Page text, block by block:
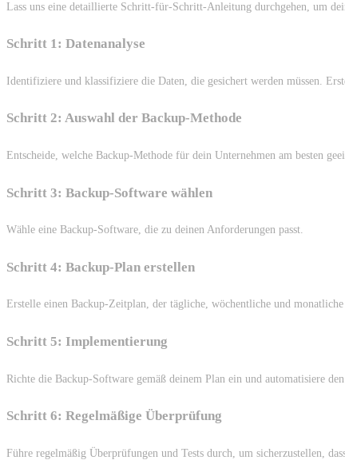
Lass uns eine detaillierte Schritt-für-Schritt-Anleitung durchgehen, um
Schritt 1: Datenanalyse
Identifiziere und klassifiziere die Daten, die gesichert werden müssen.
Schritt 2: Auswahl der Backup-Methode
Entscheide, welche Backup-Methode für dein Unternehmen am besten
Schritt 3: Backup-Software wählen
Wähle eine Backup-Software, die zu deinen Anforderungen passt.
Schritt 4: Backup-Plan erstellen
Erstelle einen Backup-Zeitplan, der tägliche, wöchentliche und
Schritt 5: Implementierung
Richte die Backup-Software gemäß deinem Plan ein und automatisiere
Schritt 6: Regelmäßige Überprüfung
Führe regelmäßig Überprüfungen und Tests durch, um sicherzustellen,